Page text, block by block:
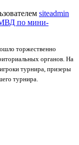
siteadmin
торжественно
органов. На
турнира, призеры
турнира.